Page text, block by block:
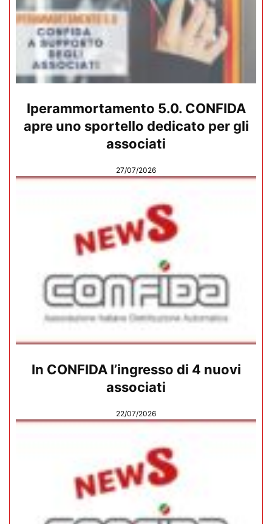
Iperammortamento 5.0. CONFIDA
apre uno sportello dedicato per gli
associati
27/07/2026
In CONFIDA l’ingresso di 4 nuovi
associati
22/07/2026